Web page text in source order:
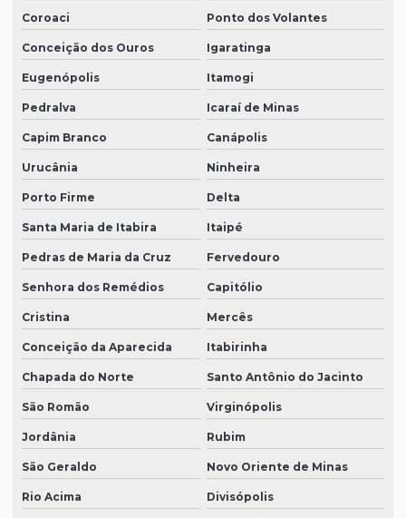
Coroaci Ponto dos Volantes
Conceição dos Ouros Igaratinga
Eugenópolis Itamogi
Pedralva Icaraí de Minas
Capim Branco Canápolis
Urucânia Ninheira
Porto Firme Delta
Santa Maria de Itabira Itaipé
Pedras de Maria da Cruz Fervedouro
Senhora dos Remédios Capitólio
Cristina Mercês
Conceição da Aparecida Itabirinha
Chapada do Norte Santo Antônio do Jacinto
São Romão Virginópolis
Jordânia Rubim
São Geraldo Novo Oriente de Minas
Rio Acima Divisópolis